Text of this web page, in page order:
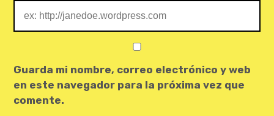
Guarda mi nombre, correo electrónico y web
en este navegador para la próxima vez que
comente.